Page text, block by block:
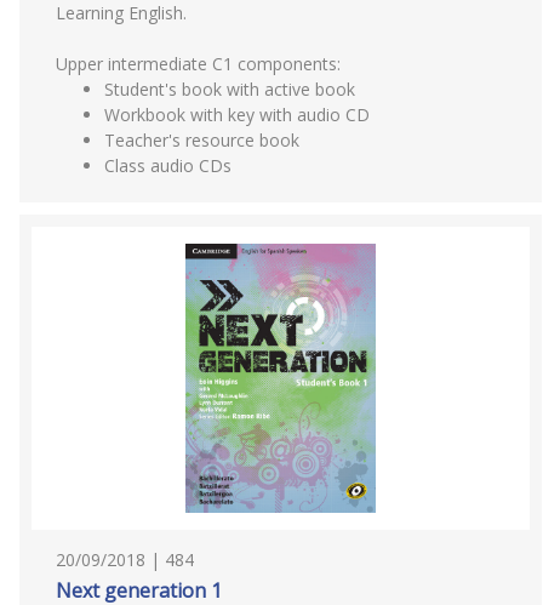
Learning English.
Upper intermediate C1 components:
Student's book with active book
Workbook with key with audio CD
Teacher's resource book
Class audio CDs
20/09/2018 | 484
Next generation 1